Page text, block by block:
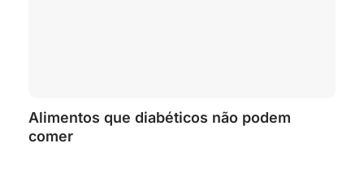
Alimentos que diabéticos não podem
comer